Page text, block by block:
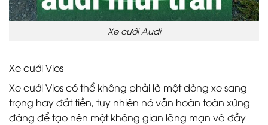
Xe cưới Audi
Xe cưới Vios
Xe cưới Vios có thể không phải là một dòng xe sang
trọng hay đắt tiền, tuy nhiên nó vẫn hoàn toàn xứng
đáng để tạo nên một không gian lãng mạn và đầy